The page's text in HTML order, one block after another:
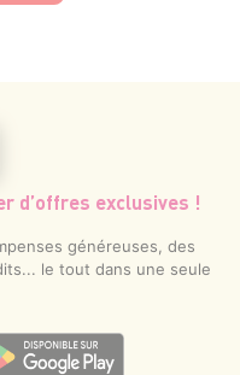
d’offres exclusives !
généreuses, des
le tout dans une seule